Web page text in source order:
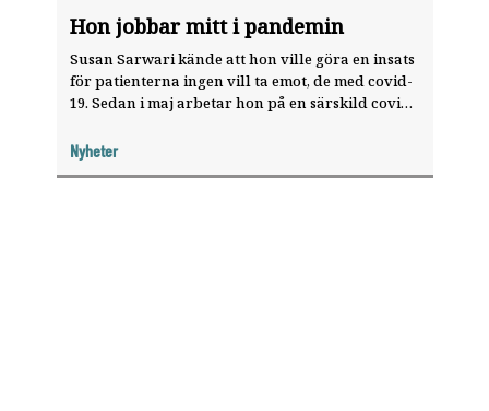
Hon jobbar mitt i pandemin
Susan Sarwari kände att hon ville göra en insats
för ­patienterna ingen vill ta emot, de med covid-
19. ­Sedan i maj arbetar hon på en särskild covid-
Nyheter